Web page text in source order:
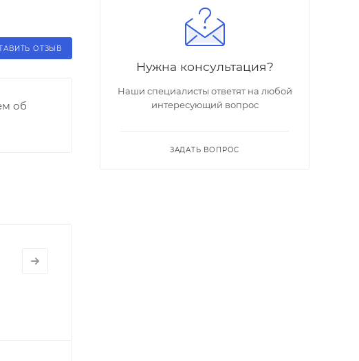
ОТЗЫВ
об
Нужна консультация?
Наши специалисты ответят на любой
интересующий вопрос
ЗАДАТЬ ВОПРОС